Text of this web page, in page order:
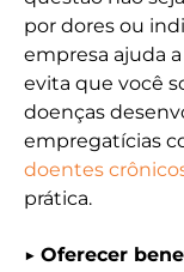
por dores ou
empresa ajuda
evita que você
doenças
empregatícias
doentes
prática.
▶ Oferecer